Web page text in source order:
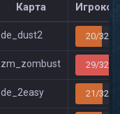
Карта Игроков
de_dust2 20/32
zm_zombust 29/32
de_2easy 21/32